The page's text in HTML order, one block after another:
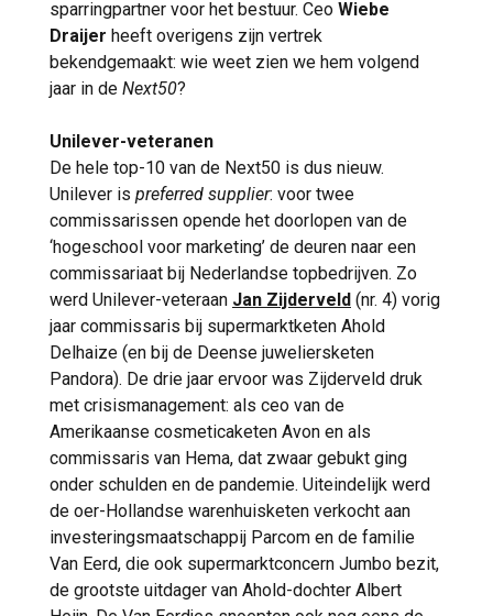
sparringpartner voor het bestuur. Ceo Wiebe
Draijer heeft overigens zijn vertrek
bekendgemaakt: wie weet zien we hem volgend
jaar in de Next50?
Unilever-veteranen
De hele top-10 van de Next50 is dus nieuw.
Unilever is preferred supplier: voor twee
commissarissen opende het doorlopen van de
‘hogeschool voor marketing’ de deuren naar een
commissariaat bij Nederlandse topbedrijven. Zo
werd Unilever-veteraan Jan Zijderveld (nr. 4) vorig
jaar commissaris bij supermarktketen Ahold
Delhaize (en bij de Deense juweliersketen
Pandora). De drie jaar ervoor was Zijderveld druk
met crisismanagement: als ceo van de
Amerikaanse cosmeticaketen Avon en als
commissaris van Hema, dat zwaar gebukt ging
onder schulden en de pandemie. Uiteindelijk werd
de oer-Hollandse warenhuisketen verkocht aan
investeringsmaatschappij Parcom en de familie
Van Eerd, die ook supermarktconcern Jumbo bezit,
de grootste uitdager van Ahold-dochter Albert